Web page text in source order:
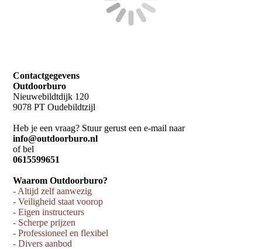
Contactgegevens
Outdoorburo
Nieuwebildtdijk 120
9078 PT Oudebildtzijl
Heb je een vraag? Stuur gerust een e-mail naar
info@outdoorburo.nl
of bel
0615599651
Waarom Outdoorburo?
- Altijd zelf aanwezig
- Veiligheid staat voorop
- Eigen instructeurs
- Scherpe prijzen
- Professioneel en flexibel
- Divers aanbod